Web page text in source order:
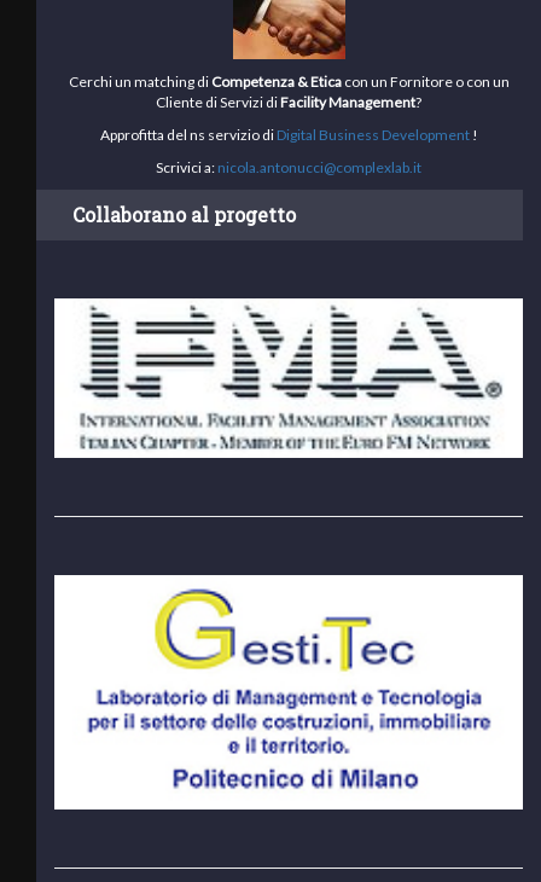
Cerchi un matching diCompetenza & Eticacon un Fornitore o con un
Cliente di Servizi diFacility Management?
Approfitta del ns servizio di Digital Business Development!
Scrivici a: nicola.antonucci@complexlab.it
Collaborano al progetto